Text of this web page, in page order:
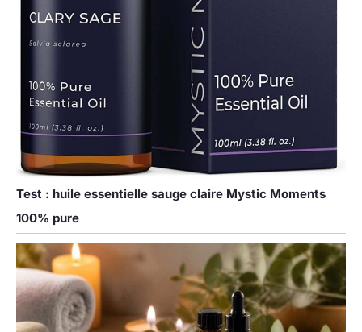
Test : huile essentielle sauge claire Mystic Moments
100% pure